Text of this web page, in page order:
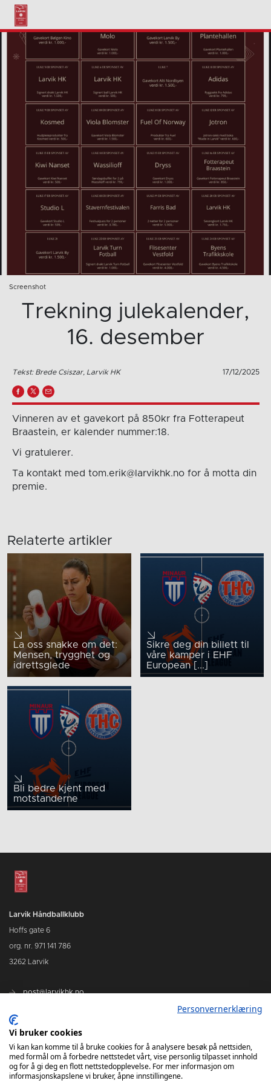
Screenshot
Trekning julekalender,
16. desember
Tekst: Brede Csiszar, Larvik HK 17/12/2025
Vinneren av et gavekort på 850kr fra Fotterapeut
Braastein, er kalender nummer:18.
Vi gratulerer.
Ta kontakt med tom.erik@larvikhk.no for å motta din
premie.
Relaterte artikler
La oss snakke om det:
Mensen, trygghet og
idrettsglede
Sikre deg din billett til
våre kamper i EHF
European [...]
Bli bedre kjent med
motstanderne
Larvik Håndballklubb
Hoffs gate 6
org. nr. 971 141 786
3262 Larvik
post@larvikhk.no
Personvernerklæring
Vi bruker cookies
Vi kan kan komme til å bruke cookies for å analysere besøk på nettsiden,
med formål om å forbedre nettstedet vårt, vise personlig tilpasset innhold
og for å gi deg en flott nettstedopplevelse. For mer informasjon om
informasjonskapslene vi bruker, åpne innstillingene.